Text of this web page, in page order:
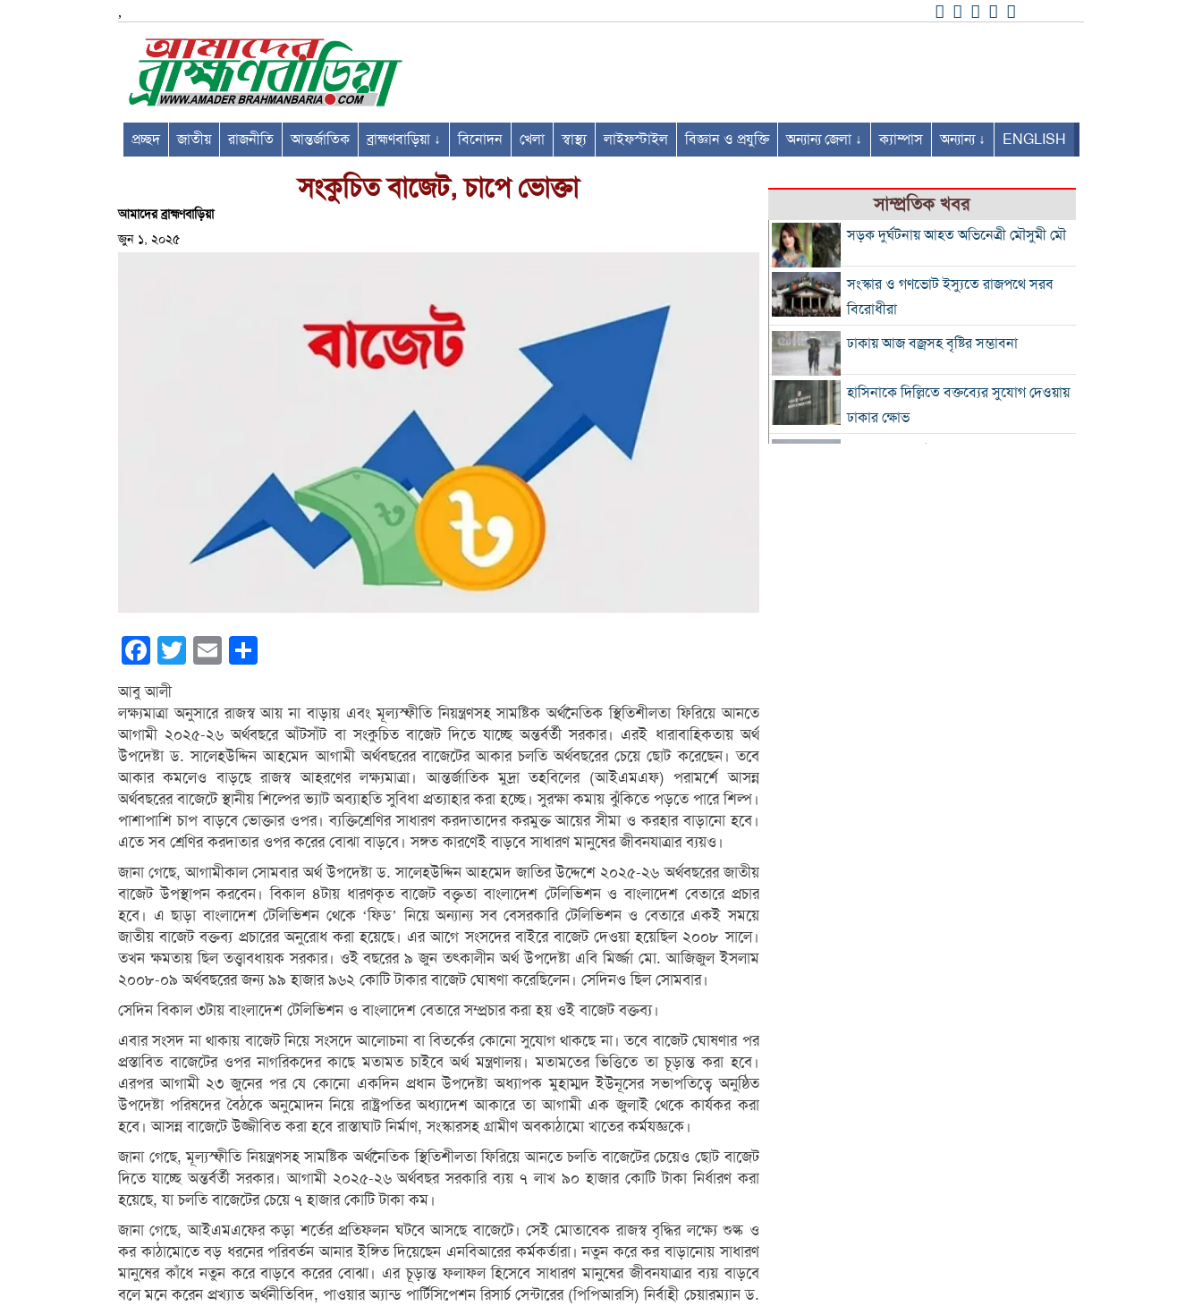
,
প্রচ্ছদ জাতীয় রাজনীতি আন্তর্জাতিক ব্রাহ্মণবাড়িয়া ↓ বিনোদন খেলা স্বাস্থ্য লাইফস্টাইল বিজ্ঞান ও প্রযুক্তি অন্যান্য জেলা ↓ ক্যাম্পাস অন্যান্য ↓ ENGLISH
সংকুচিত বাজেট, চাপে ভোক্তা
আমাদের ব্রাহ্মণবাড়িয়া
জুন ১, ২০২৫
Facebook
Twitter Email
আবু আলী
লক্ষ্যমাত্রা অনুসারে রাজস্ব আয় না বাড়ায় এবং মূল্যস্ফীতি নিয়ন্ত্রণসহ সামষ্টিক অর্থনৈতিক স্থিতিশীলতা ফিরিয়ে আনতে
আগামী ২০২৫-২৬ অর্থবছরে আঁটসাঁট বা সংকুচিত বাজেট দিতে যাচ্ছে অন্তর্বর্তী সরকার। এরই ধারাবাহিকতায় অর্থ
উপদেষ্টা ড. সালেহউদ্দিন আহমেদ আগামী অর্থবছরের বাজেটের আকার চলতি অর্থবছরের চেয়ে ছোট করেছেন। তবে
আকার কমলেও বাড়ছে রাজস্ব আহরণের লক্ষ্যমাত্রা। আন্তর্জাতিক মুদ্রা তহবিলের (আইএমএফ) পরামর্শে আসন্ন
অর্থবছরের বাজেটে স্থানীয় শিল্পের ভ্যাট অব্যাহতি সুবিধা প্রত্যাহার করা হচ্ছে। সুরক্ষা কমায় ঝুঁকিতে পড়তে পারে শিল্প।
পাশাপাশি চাপ বাড়বে ভোক্তার ওপর। ব্যক্তিশ্রেণির সাধারণ করদাতাদের করমুক্ত আয়ের সীমা ও করহার বাড়ানো হবে।
এতে সব শ্রেণির করদাতার ওপর করের বোঝা বাড়বে। সঙ্গত কারণেই বাড়বে সাধারণ মানুষের জীবনযাত্রার ব্যয়ও।
জানা গেছে, আগামীকাল সোমবার অর্থ উপদেষ্টা ড. সালেহউদ্দিন আহমেদ জাতির উদ্দেশে ২০২৫-২৬ অর্থবছরের জাতীয়
বাজেট উপস্থাপন করবেন। বিকাল ৪টায় ধারণকৃত বাজেট বক্তৃতা বাংলাদেশ টেলিভিশন ও বাংলাদেশ বেতারে প্রচার
হবে। এ ছাড়া বাংলাদেশ টেলিভিশন থেকে ‘ফিড’ নিয়ে অন্যান্য সব বেসরকারি টেলিভিশন ও বেতারে একই সময়ে
জাতীয় বাজেট বক্তব্য প্রচারের অনুরোধ করা হয়েছে। এর আগে সংসদের বাইরে বাজেট দেওয়া হয়েছিল ২০০৮ সালে।
তখন ক্ষমতায় ছিল তত্ত্বাবধায়ক সরকার। ওই বছরের ৯ জুন তৎকালীন অর্থ উপদেষ্টা এবি মির্জ্জা মো. আজিজুল ইসলাম
২০০৮-০৯ অর্থবছরের জন্য ৯৯ হাজার ৯৬২ কোটি টাকার বাজেট ঘোষণা করেছিলেন। সেদিনও ছিল সোমবার।
সেদিন বিকাল ৩টায় বাংলাদেশ টেলিভিশন ও বাংলাদেশ বেতারে সম্প্রচার করা হয় ওই বাজেট বক্তব্য।
এবার সংসদ না থাকায় বাজেট নিয়ে সংসদে আলোচনা বা বিতর্কের কোনো সুযোগ থাকছে না। তবে বাজেট ঘোষণার পর
প্রস্তাবিত বাজেটের ওপর নাগরিকদের কাছে মতামত চাইবে অর্থ মন্ত্রণালয়। মতামতের ভিত্তিতে তা চূড়ান্ত করা হবে।
এরপর আগামী ২৩ জুনের পর যে কোনো একদিন প্রধান উপদেষ্টা অধ্যাপক মুহাম্মদ ইউনূসের সভাপতিত্বে অনুষ্ঠিত
উপদেষ্টা পরিষদের বৈঠকে অনুমোদন নিয়ে রাষ্ট্রপতির অধ্যাদেশ আকারে তা আগামী এক জুলাই থেকে কার্যকর করা
হবে। আসন্ন বাজেটে উজ্জীবিত করা হবে রাস্তাঘাট নির্মাণ, সংস্কারসহ গ্রামীণ অবকাঠামো খাতের কর্মযজ্ঞকে।
জানা গেছে, মূল্যস্ফীতি নিয়ন্ত্রণসহ সামষ্টিক অর্থনৈতিক স্থিতিশীলতা ফিরিয়ে আনতে চলতি বাজেটের চেয়েও ছোট বাজেট
দিতে যাচ্ছে অন্তর্বর্তী সরকার। আগামী ২০২৫-২৬ অর্থবছর সরকারি ব্যয় ৭ লাখ ৯০ হাজার কোটি টাকা নির্ধারণ করা
হয়েছে, যা চলতি বাজেটের চেয়ে ৭ হাজার কোটি টাকা কম।
জানা গেছে, আইএমএফের কড়া শর্তের প্রতিফলন ঘটবে আসছে বাজেটে। সেই মোতাবেক রাজস্ব বৃদ্ধির লক্ষ্যে শুল্ক ও
কর কাঠামোতে বড় ধরনের পরিবর্তন আনার ইঙ্গিত দিয়েছেন এনবিআরের কর্মকর্তারা। নতুন করে কর বাড়ানোয় সাধারণ
মানুষের কাঁধে নতুন করে বাড়বে করের বোঝা। এর চূড়ান্ত ফলাফল হিসেবে সাধারণ মানুষের জীবনযাত্রার ব্যয় বাড়বে
বলে মনে করেন প্রখ্যাত অর্থনীতিবিদ, পাওয়ার অ্যান্ড পার্টিসিপেশন রিসার্চ সেন্টারের (পিপিআরসি) নির্বাহী চেয়ারম্যান ড.
সাম্প্রতিক খবর
সড়ক দুর্ঘটনায় আহত অভিনেত্রী মৌসুমী মৌ
সংস্কার ও গণভোট ইস্যুতে রাজপথে সরব
বিরোধীরা
ঢাকায় আজ বজ্রসহ বৃষ্টির সম্ভাবনা
হাসিনাকে দিল্লিতে বক্তব্যের সুযোগ দেওয়ায়
ঢাকার ক্ষোভ